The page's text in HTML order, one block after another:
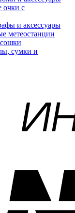
с
и аксессуары
метеостанции
сумки и